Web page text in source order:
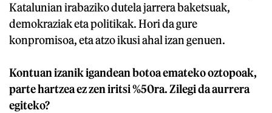
Katalunian irabaziko dutela jarrera baketsuak,
demokraziak eta politikak. Hori da gure
konpromisoa, eta atzo ikusi ahal izan genuen.
Kontuan izanik igandean botoa emateko oztopoak,
parte hartzea ez zen iritsi %50ra. Zilegi da aurrera
egiteko?